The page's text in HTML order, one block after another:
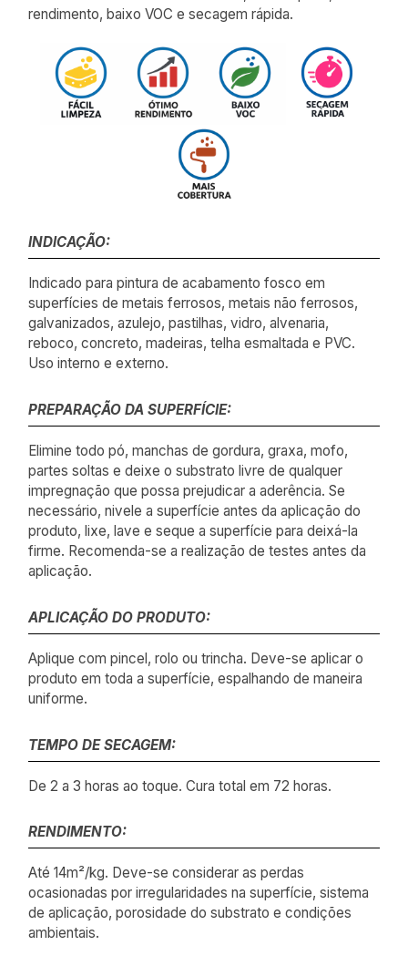
rendimento, baixo VOC e secagem rápida.
INDICAÇÃO:
Indicado para pintura de acabamento fosco em
superfícies de metais ferrosos, metais não ferrosos,
galvanizados, azulejo, pastilhas, vidro, alvenaria,
reboco, concreto, madeiras, telha esmaltada e PVC.
Uso interno e externo.
PREPARAÇÃO DA SUPERFÍCIE:
Elimine todo pó, manchas de gordura, graxa, mofo,
partes soltas e deixe o substrato livre de qualquer
impregnação que possa prejudicar a aderência. Se
necessário, nivele a superfície antes da aplicação do
produto, lixe, lave e seque a superfície para deixá-la
firme. Recomenda-se a realização de testes antes da
aplicação.
APLICAÇÃO DO PRODUTO:
Aplique com pincel, rolo ou trincha. Deve-se aplicar o
produto em toda a superfície, espalhando de maneira
uniforme.
TEMPO DE SECAGEM:
De 2 a 3 horas ao toque. Cura total em 72 horas.
RENDIMENTO:
Até 14m²/kg. Deve-se considerar as perdas
ocasionadas por irregularidades na superfície, sistema
de aplicação, porosidade do substrato e condições
ambientais.